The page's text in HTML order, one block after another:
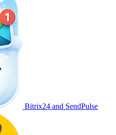
Bitrix24 and SendPulse